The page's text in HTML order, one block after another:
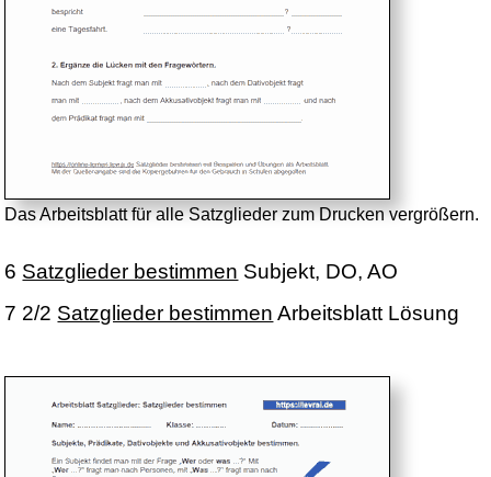
Das Arbeitsblatt für alle Satzglieder zum Drucken vergrößern.
6 Satzglieder bestimmen Subjekt, DO, AO
7 2/2 Satzglieder bestimmen Arbeitsblatt Lösung